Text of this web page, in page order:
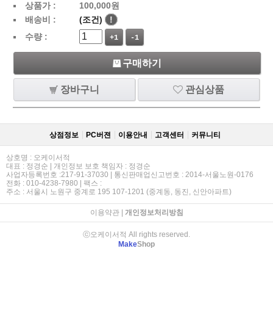
상품가 : 100,000원
배송비 :
(조건)
!
수량 :
+1 -1
구매하기
장바구니 관심상품
상점정보 PC버젼 이용안내 고객센터 커뮤니티
상호명 : 오케이서적
대표 : 정경순 | 개인정보 보호 책임자 : 정경순
사업자등록번호 :217-91-37030 | 통신판매업신고번호 : 2014-서울노원-0176
전화 : 010-4238-7980 | 팩스 :
주소 : 서울시 노원구 중계로 195 107-1201 (중계동, 동진, 신안아파트)
이용약관| 개인정보처리방침
ⓒ오케이서적 All rights reserved.
MakeShop